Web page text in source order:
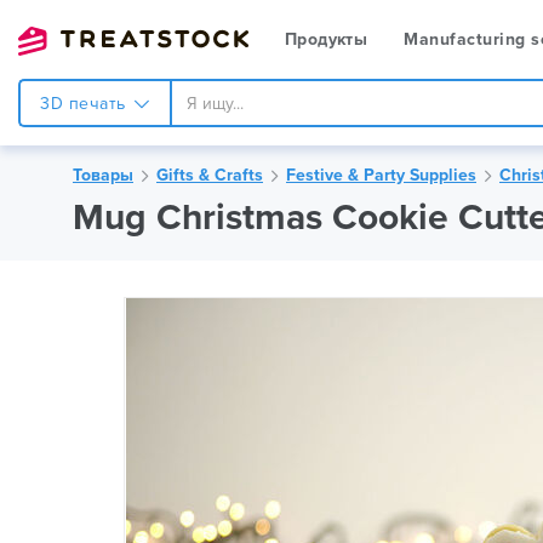
Продукты Manufacturing
3D печать
Товары Gifts & Crafts Festive & Party Supplies
Mug Christmas Cookie